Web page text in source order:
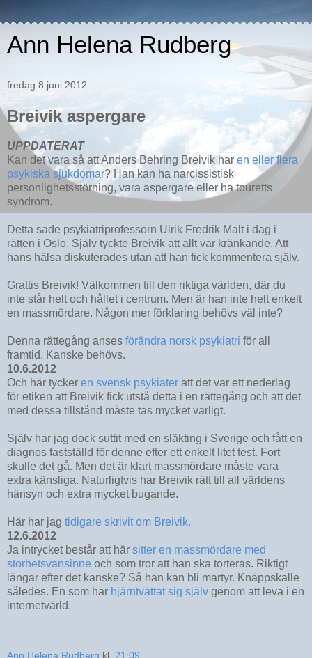
Ann Helena Rudberg
fredag 8 juni 2012
Breivik aspergare
UPPDATERAT
Kan det vara så att Anders Behring Breivik har en eller flera
psykiska sjukdomar? Han kan ha narcissistisk
personlighetsstörning, vara aspergare eller ha touretts
syndrom.
Detta sade psykiatriprofessorn Ulrik Fredrik Malt i dag i
rätten i Oslo. Själv tyckte Breivik att allt var kränkande. Att
hans hälsa diskuterades utan att han fick kommentera själv.
Grattis Breivik! Välkommen till den riktiga världen, där du
inte står helt och hållet i centrum. Men är han inte helt enkelt
en massmördare. Någon mer förklaring behövs väl inte?
Denna rättegång anses förändra norsk psykiatri för all
framtid. Kanske behövs.
10.6.2012
Och här tycker en svensk psykiater att det var ett nederlag
för etiken att Breivik fick utstå detta i en rättegång och att det
med dessa tillstånd måste tas mycket varligt.
Själv har jag dock suttit med en släkting i Sverige och fått en
diagnos fastställd för denne efter ett enkelt litet test. Fort
skulle det gå. Men det är klart massmördare måste vara
extra känsliga. Naturligtvis har Breivik rätt till all världens
hänsyn och extra mycket bugande.
Här har jag tidigare skrivit om Breivik.
12.6.2012
Ja intrycket består att här sitter en massmördare med
storhetsvansinne och som tror att han ska torteras. Riktigt
längar efter det kanske? Så han kan bli martyr. Knäppskalle
således. En som har hjärntvättat sig själv genom att leva i en
internetvärld.
Ann Helena Rudberg kl. 21:09